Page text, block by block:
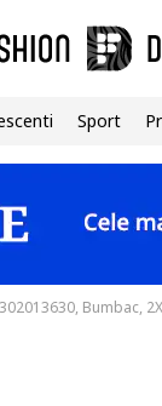
Sport
Bumbac,